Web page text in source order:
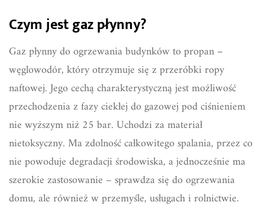
Czym jest gaz płynny?
Gaz płynny do ogrzewania budynków to propan –
węglowodór, który otrzymuje się z przeróbki ropy
naftowej. Jego cechą charakterystyczną jest możliwość
przechodzenia z fazy ciekłej do gazowej pod ciśnieniem
nie wyższym niż 25 bar. Uchodzi za materiał
nietoksyczny. Ma zdolność całkowitego spalania, przez co
nie powoduje degradacji środowiska, a jednocześnie ma
szerokie zastosowanie – sprawdza się do ogrzewania
domu, ale również w przemyśle, usługach i rolnictwie.